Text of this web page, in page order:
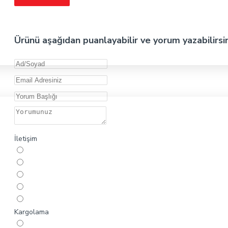
Ürünü aşağıdan puanlayabilir ve yorum
İletişim
Kargolama